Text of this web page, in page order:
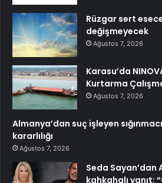
Rüzgar sert
değişmeyecek
Ağustos 7, 2026
Karasu’da
Kurtarma
Ağustos 7, 2026
Almanya’dan suç işleyen
kararlılığı
Ağustos 7, 2026
Seda Sayan’dan
kahkahalı yanıt: